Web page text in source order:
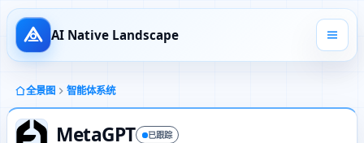
AI Native Landscape
全景图 智能体系统
MetaGPT 已跟踪